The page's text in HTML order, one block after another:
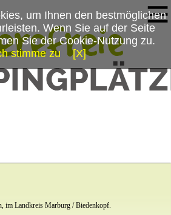
im Landkreis Marburg / Biedenkopf.
um Ihnen den bestmöglichen
Wenn Sie auf der Seite
Sie der Cookie-Nutzung zu.
stimme zu
[X]